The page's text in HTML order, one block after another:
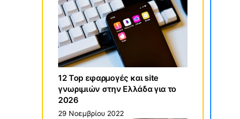
12 Top εφαρμογές και site
γνωριμιών στην Ελλάδα για το
2026
29 Νοεμβρίου 2022